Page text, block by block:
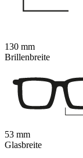
130 mm
Brillenbreite
53 mm
Glasbreite